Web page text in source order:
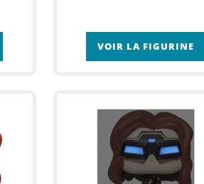
VOIR LA FIGURINE